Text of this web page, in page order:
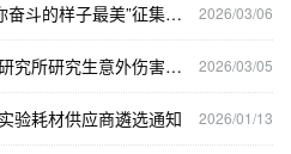
2026/03/06
关于2026年度三八节开展“你奋斗的样子最美”征集展示活动的通知
2026/03/05
中国科学院南京地理与湖泊研究所研究生意外伤害保险采购项目询价磋商公告
2026/01/13
验耗材供应商遴选通知